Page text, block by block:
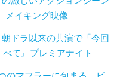
メイキング映像
ドラ以来の共演で「今回
て』プレミアナイト